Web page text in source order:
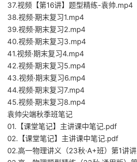
37.视频【第16讲】题型精练-袁帅.mp4
38.视频·期末复习1.mp4
39.视频·期末复习2.mp4
40.视频·期末复习3.mp4
41.视频·期末复习4.mp4
42.视频·期末复习5.mp4
43.视频·期末复习6.mp4
44.视频·期末复习7.mp4
45.视频·期末复习8.mp4
袁帅尖端秋季班笔记
01.【课堂笔记】主讲课中笔记.pdf
02.【课堂笔记】主讲课中笔记.pdf
02.高一物理讲义（23秋·A+班）第1讲